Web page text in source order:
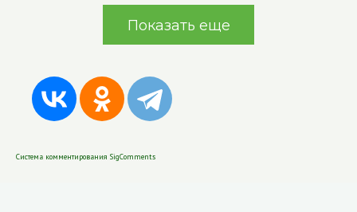
Показать еще
Система комментирования SigComments